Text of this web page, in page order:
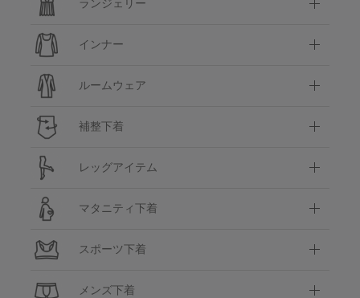
ランジェリー
インナー
ルームウェア
補整下着
レッグアイテム
マタニティ下着
スポーツ下着
メンズ下着